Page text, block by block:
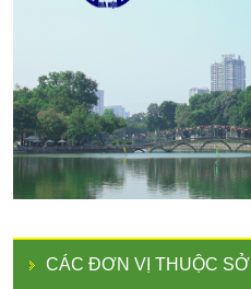
CÁC ĐƠN VỊ THUỘC SỞ